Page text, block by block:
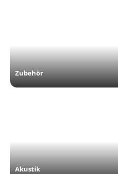
Zubehör
Akustik